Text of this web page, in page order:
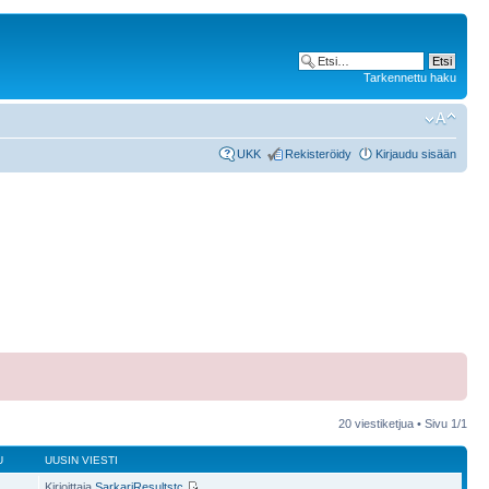
Tarkennettu haku
UKK Rekisteröidy Kirjaudu sisään
20 viestiketjua • Sivu 1/1
UUSIN VIESTI
KirjoittajaSarkariResultstc